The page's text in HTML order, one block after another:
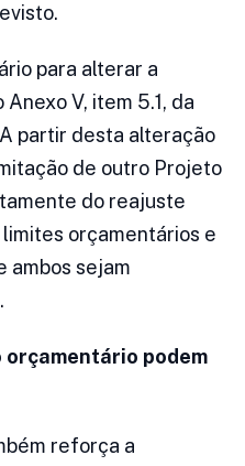
para alterar a
V, item 5.1, da
partir desta alteração
de outro Projeto
do reajuste
orçamentários e
ambos sejam
orçamentário podem
reforça a